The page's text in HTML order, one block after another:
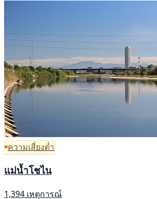
ความเสี่ยงต่ำ
แม่น้ำโชไน
1,394 เหตุการณ์